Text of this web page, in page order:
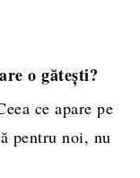
o gătești?
ce apare pe
pentru noi, nu